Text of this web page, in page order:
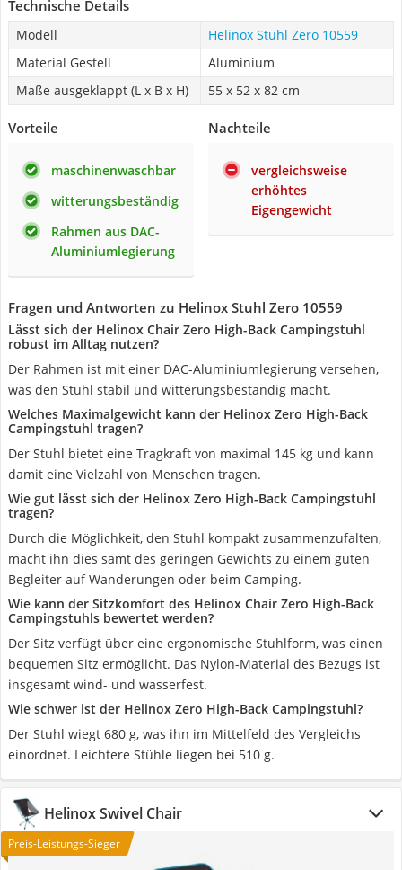
Technische Details
Modell
Helinox Stuhl Zero 10559
Material Gestell
Aluminium
Maße ausgeklappt (L x B x H)
‎55 x 52 x 82 cm
Vorteile
maschinenwaschbar
witterungsbeständig
Rahmen aus DAC-
Aluminiumlegierung
Nachteile
vergleichsweise
erhöhtes
Eigengewicht
Fragen und Antworten zu Helinox Stuhl Zero 10559
Lässt sich der Helinox Chair Zero High-Back Campingstuhl
robust im Alltag nutzen?
Der Rahmen ist mit einer DAC-Aluminiumlegierung versehen,
was den Stuhl stabil und witterungsbeständig macht.
Welches Maximalgewicht kann der Helinox Zero High-Back
Campingstuhl tragen?
Der Stuhl bietet eine Tragkraft von maximal 145 kg und kann
damit eine Vielzahl von Menschen tragen.
Wie gut lässt sich der Helinox Zero High-Back Campingstuhl
tragen?
Durch die Möglichkeit, den Stuhl kompakt zusammenzufalten,
macht ihn dies samt des geringen Gewichts zu einem guten
Begleiter auf Wanderungen oder beim Camping.
Wie kann der Sitzkomfort des Helinox Chair Zero High-Back
Campingstuhls bewertet werden?
Der Sitz verfügt über eine ergonomische Stuhlform, was einen
bequemen Sitz ermöglicht. Das Nylon-Material des Bezugs ist
insgesamt wind- und wasserfest.
Wie schwer ist der Helinox Zero High-Back Campingstuhl?
Der Stuhl wiegt ‎680 g, was ihn im Mittelfeld des Vergleichs
einordnet. Leichtere Stühle liegen bei 510 g.
Helinox Swivel Chair
Preis-Leistungs-Sieger